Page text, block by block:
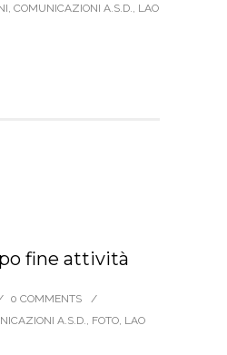
COMUNICAZIONI A.S.D.
LAO
fine attività
0 COMMENTS
/
A.S.D. FOTO LAO